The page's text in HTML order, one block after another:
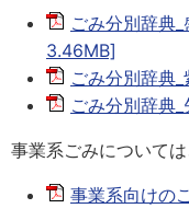
ごみ分別辞典
3.46MB]
ごみ分別辞典
ごみ分別辞典
事業系ごみについては
事業系向けの